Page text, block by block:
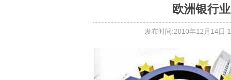
欧洲银行
发布时间:2010年12月14日